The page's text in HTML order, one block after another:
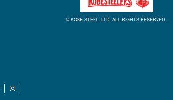
© KOBE STEEL, LTD. ALL RIGHTS RESERVED.